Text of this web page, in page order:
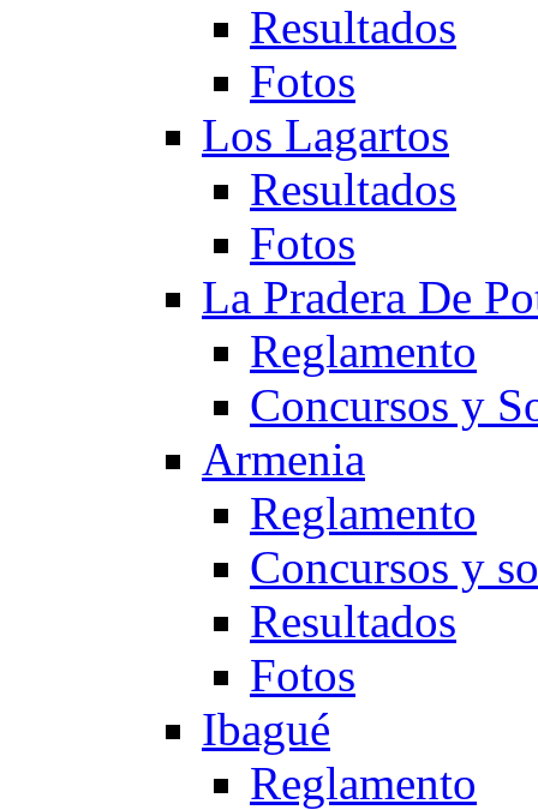
Resultados
Fotos
Los Lagartos
Resultados
Fotos
La Pradera De
Reglamento
Concursos y
Armenia
Reglamento
Concursos y
Resultados
Fotos
Ibagué
Reglamento